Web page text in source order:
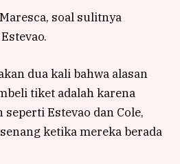
soal sulitnya
dua kali bahwa alasan
tiket adalah karena
Estevao dan Cole,
ketika mereka berada